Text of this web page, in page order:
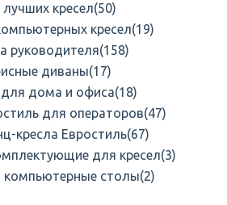
кресел(50)
кресел(19)
руководителя(158)
диваны(17)
для дома и офиса(18)
для операторов(47)
кресла Евростиль(67)
для кресел(3)
компьютерные столы(2)